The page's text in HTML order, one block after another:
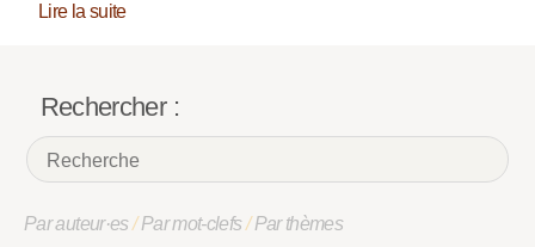
Lire la suite
Rechercher :
Par auteur·es/Par mot-clefs/Par thèmes